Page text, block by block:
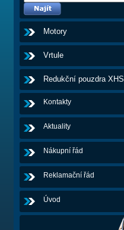
Motory
Vrtule
Redukční pouzdra XHS
Kontakty
Aktuality
Nákupní řád
Reklamační řád
Úvod